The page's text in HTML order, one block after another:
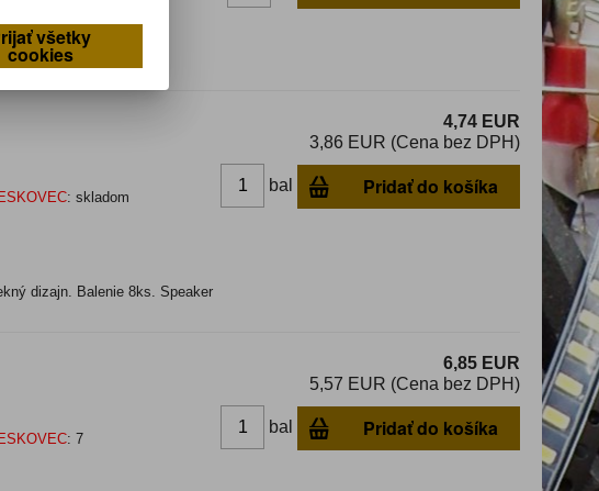
use, flush mounting,
: skladom
dizajn. Balenie 8ks. Speaker
4,74 EUR
3,86 EUR (Cena bez DPH)
bal Pridať do košíka
: 7
6,85 EUR
5,57 EUR (Cena bez DPH)
bal Pridať do košíka
všetky
cookies